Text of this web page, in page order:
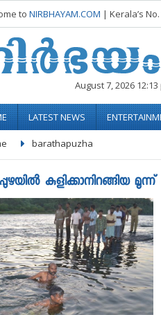
to NIRBHAYAM.COM | Kerala’s
August 7, 2026 12:13
LATEST NEWS
barathapuzha
കുളിക്കാനിറങ്ങിയ മൂന്ന്